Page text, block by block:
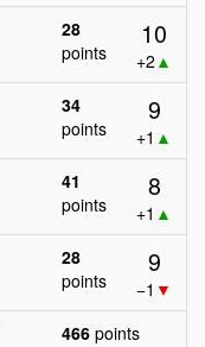
28
points
10
+2 ▲
34
points
9
+1 ▲
41
points
8
+1 ▲
28
points
9
−1 ▼
466 points